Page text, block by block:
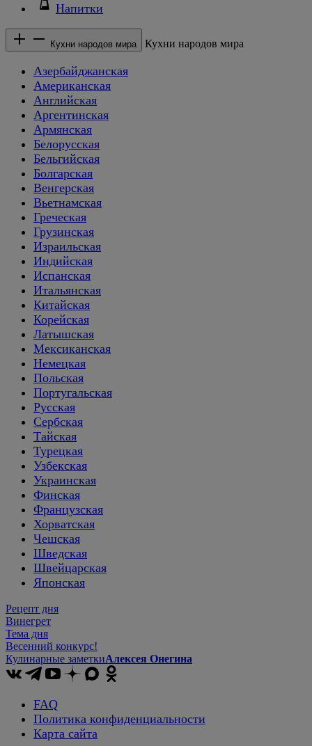
Напитки
Кухни народов мира Кухни народов мира
Азербайджанская
Американская
Английская
Аргентинская
Армянская
Белорусская
Бельгийская
Болгарская
Венгерская
Вьетнамская
Греческая
Грузинская
Израильская
Индийская
Испанская
Итальянская
Китайская
Корейская
Латышская
Мексиканская
Немецкая
Польская
Португальская
Русская
Сербская
Тайская
Турецкая
Узбекская
Украинская
Финская
Французская
Хорватская
Чешская
Шведская
Швейцарская
Японская
Рецепт дня
Винегрет
Тема дня
Весенний конкурс!
Кулинарные заметкиАлексея Онегина
FAQ
Политика конфиденциальности
Карта сайта